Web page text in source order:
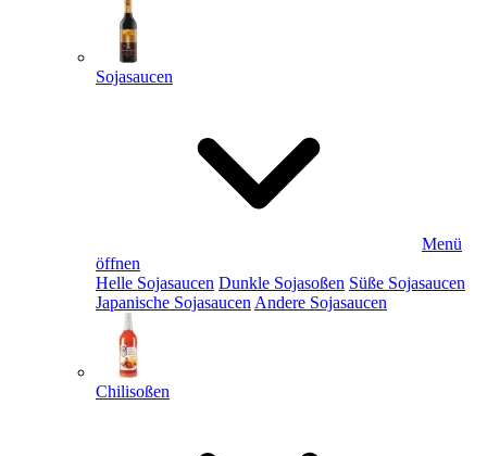
Sojasaucen
Menü
öffnen
Helle Sojasaucen Dunkle Sojasoßen Süße Sojasaucen
Japanische Sojasaucen Andere Sojasaucen
Chilisoßen